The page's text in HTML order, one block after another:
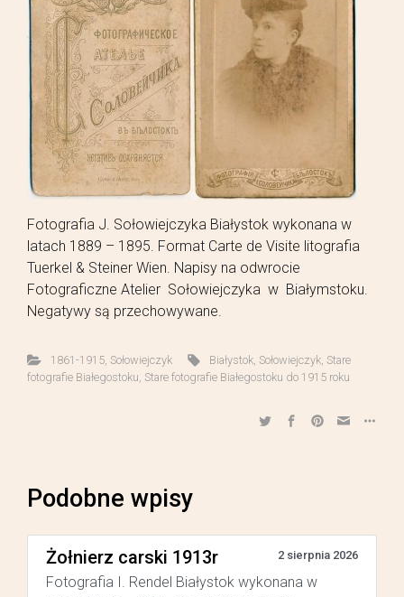
Fotografia J. Sołowiejczyka Białystok wykonana w
latach 1889 – 1895. Format Carte de Visite litografia
Tuerkel & Steiner Wien. Napisy na odwrocie
Fotograficzne Atelier Sołowiejczyka w Białymstoku.
Negatywy są przechowywane.
1861-1915, Sołowiejczyk Białystok Sołowiejczyk Stare
fotografie Białegostoku Stare fotografie Białegostoku do 1915 roku
Podobne wpisy
Żołnierz carski 1913r 2 sierpnia 2026
Fotografia I. Rendel Białystok wykonana w